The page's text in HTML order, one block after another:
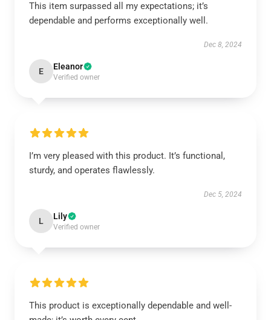
This item surpassed all my expectations; it’s
dependable and performs exceptionally well.
Dec 8, 2024
E Eleanor
Verified owner
I’m very pleased with this product. It’s functional,
sturdy, and operates flawlessly.
Dec 5, 2024
L Lily
Verified owner
This product is exceptionally dependable and well-